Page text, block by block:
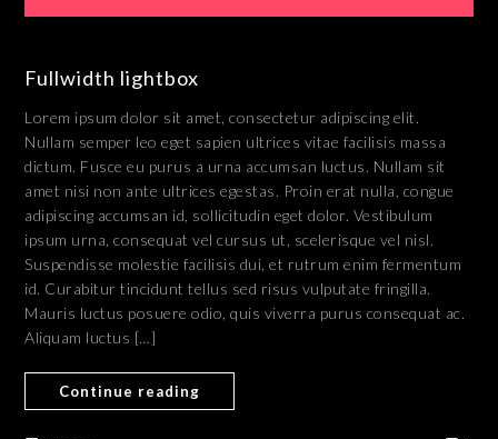
Fullwidth lightbox
Lorem ipsum dolor sit amet, consectetur adipiscing elit.
Nullam semper leo eget sapien ultrices vitae facilisis massa
dictum. Fusce eu purus a urna accumsan luctus. Nullam sit
amet nisi non ante ultrices egestas. Proin erat nulla, congue
adipiscing accumsan id, sollicitudin eget dolor. Vestibulum
ipsum urna, consequat vel cursus ut, scelerisque vel nisl.
Suspendisse molestie facilisis dui, et rutrum enim fermentum
id. Curabitur tincidunt tellus sed risus vulputate fringilla.
Mauris luctus posuere odio, quis viverra purus consequat ac.
Aliquam luctus […]
Continue reading